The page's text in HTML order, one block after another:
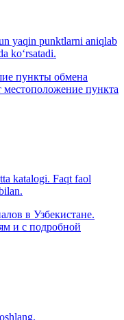
yaqin punktlarni aniqlab
ko‘rsatadi.
пункты обмена
пункта
katalogi. Faqt faol
в Узбекистане.
и с подробной